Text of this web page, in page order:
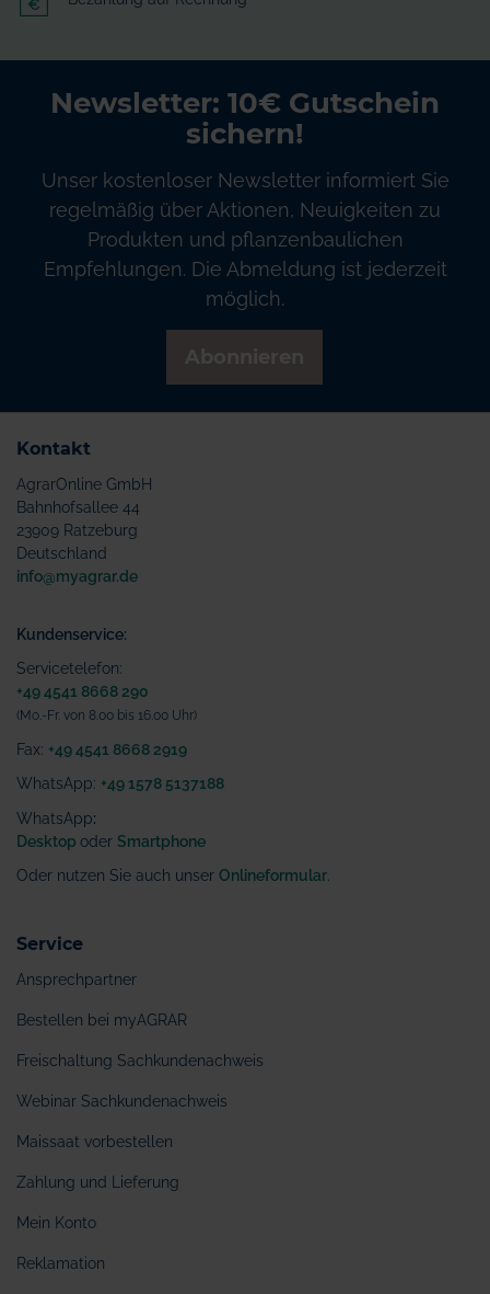
Newsletter: 10€ Gutschein
sichern!
Unser kostenloser Newsletter informiert Sie
regelmäßig über Aktionen, Neuigkeiten zu
Produkten und pflanzenbaulichen
Empfehlungen. Die Abmeldung ist jederzeit
möglich.
Kontakt
AgrarOnline GmbH
Bahnhofsallee 44
23909 Ratzeburg
Deutschland
info@myagrar.de
Kundenservice:
Servicetelefon:
+49 4541 8668 290
(Mo.-Fr. von 8.00 bis 16.00 Uhr)
Fax: +49 4541 8668 2919
WhatsApp: +49 1578 5137188
WhatsApp:
Desktop oder Smartphone
Oder nutzen Sie auch unser Onlineformular
Service
Ansprechpartner
Bestellen bei myAGRAR
Freischaltung Sachkundenachweis
Webinar Sachkundenachweis
Maissaat vorbestellen
Zahlung und Lieferung
Mein Konto
Reklamation